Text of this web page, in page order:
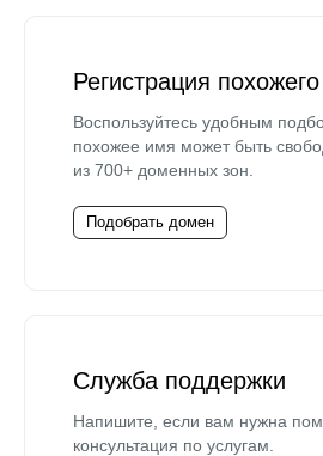
Регистрация
Воспользуйтесь удобным
похожее имя может быть
из 700+ доменных зон.
Подобрать домен
Служба поддержки
Напишите, если вам нужна
консультация по услугам.